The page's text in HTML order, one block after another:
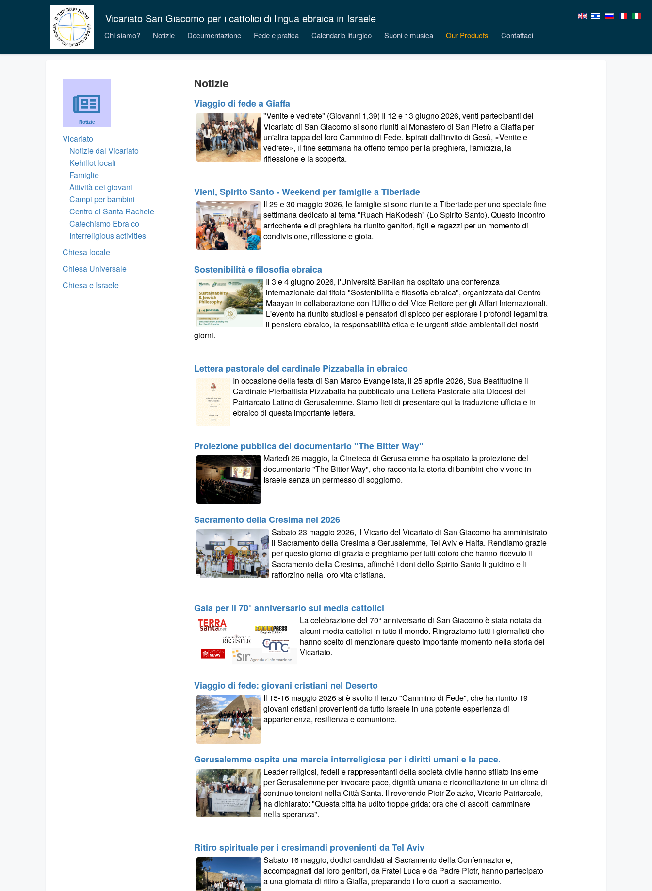
Vicariato San Giacomo per i cattolici di lingua ebraica in Israele
Chi siamo? Notizie Documentazione Fede e pratica Calendario liturgico Suoni e musica Our Products Contattaci
Notizie
Vicariato
Notizie dal Vicariato
Kehillot locali
Famiglie
Attività dei giovani
Campi per bambini
Centro di Santa Rachele
Catechismo Ebraico
Interreligious activities
Chiesa locale
Chiesa Universale
Chiesa e Israele
Notizie
Viaggio di fede a Giaffa
"Venite e vedrete" (Giovanni 1,39) Il 12 e 13 giugno 2026, venti partecipanti del
Vicariato di San Giacomo si sono riuniti al Monastero di San Pietro a Giaffa per
un'altra tappa del loro Cammino di Fede. Ispirati dall'invito di Gesù, «Venite e
vedrete», il fine settimana ha offerto tempo per la preghiera, l'amicizia, la
riflessione e la scoperta.
Vieni, Spirito Santo - Weekend per famiglie a Tiberiade
Il 29 e 30 maggio 2026, le famiglie si sono riunite a Tiberiade per uno speciale fine
settimana dedicato al tema "Ruach HaKodesh" (Lo Spirito Santo). Questo incontro
arricchente e di preghiera ha riunito genitori, figli e ragazzi per un momento di
condivisione, riflessione e gioia.
Sostenibilità e filosofia ebraica
Il 3 e 4 giugno 2026, l'Università Bar-Ilan ha ospitato una conferenza
internazionale dal titolo "Sostenibilità e filosofia ebraica", organizzata dal Centro
Maayan in collaborazione con l'Ufficio del Vice Rettore per gli Affari Internazionali.
L'evento ha riunito studiosi e pensatori di spicco per esplorare i profondi legami tra
il pensiero ebraico, la responsabilità etica e le urgenti sfide ambientali dei nostri
giorni.
Lettera pastorale del cardinale Pizzaballa in ebraico
In occasione della festa di San Marco Evangelista, il 25 aprile 2026, Sua Beatitudine il
Cardinale Pierbattista Pizzaballa ha pubblicato una Lettera Pastorale alla Diocesi del
Patriarcato Latino di Gerusalemme. Siamo lieti di presentare qui la traduzione ufficiale in
ebraico di questa importante lettera.
Proiezione pubblica del documentario "The Bitter Way"
Martedì 26 maggio, la Cineteca di Gerusalemme ha ospitato la proiezione del
documentario "The Bitter Way", che racconta la storia di bambini che vivono in
Israele senza un permesso di soggiorno.
Sacramento della Cresima nel 2026
Sabato 23 maggio 2026, il Vicario del Vicariato di San Giacomo ha amministrato
il Sacramento della Cresima a Gerusalemme, Tel Aviv e Haifa. Rendiamo grazie
per questo giorno di grazia e preghiamo per tutti coloro che hanno ricevuto il
Sacramento della Cresima, affinché i doni dello Spirito Santo li guidino e li
rafforzino nella loro vita cristiana.
Gala per il 70° anniversario sui media cattolici
La celebrazione del 70° anniversario di San Giacomo è stata notata da
alcuni media cattolici in tutto il mondo. Ringraziamo tutti i giornalisti che
hanno scelto di menzionare questo importante momento nella storia del
Vicariato.
Viaggio di fede: giovani cristiani nel Deserto
Il 15-16 maggio 2026 si è svolto il terzo "Cammino di Fede", che ha riunito 19
giovani cristiani provenienti da tutto Israele in una potente esperienza di
appartenenza, resilienza e comunione.
Gerusalemme ospita una marcia interreligiosa per i diritti umani e la pace.
Leader religiosi, fedeli e rappresentanti della società civile hanno sfilato insieme
per Gerusalemme per invocare pace, dignità umana e riconciliazione in un clima di
continue tensioni nella Città Santa. Il reverendo Piotr Zelazko, Vicario Patriarcale,
ha dichiarato: "Questa città ha udito troppe grida: ora che ci ascolti camminare
nella speranza".
Ritiro spirituale per i cresimandi provenienti da Tel Aviv
Sabato 16 maggio, dodici candidati al Sacramento della Confermazione,
accompagnati dai loro genitori, da Fratel Luca e da Padre Piotr, hanno partecipato
a una giornata di ritiro a Giaffa, preparando i loro cuori al sacramento.